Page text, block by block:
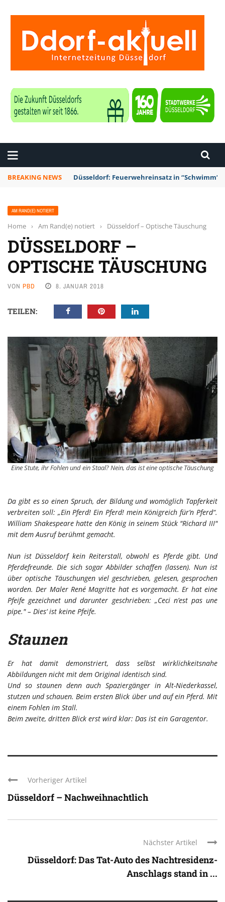
BREAKING NEWS Düsseldorf: Feuerwehreinsatz in “Schwimm’
AM RAND(E) NOTIERT
Home › Am Rand(e) notiert › Düsseldorf – Optische Täuschung
DÜSSELDORF –
OPTISCHE TÄUSCHUNG
VON PBD 8. JANUAR 2018
TEILEN:
Eine Stute, ihr Fohlen und ein Staal? Nein, das ist eine optische Täuschung
Da gibt es so einen Spruch, der Bildung und womöglich Tapferkeit
verbreiten soll: „Ein Pferd! Ein Pferd! mein Königreich für’n Pferd“.
William Shakespeare hatte den König in seinem Stück "Richard III"
mit dem Ausruf berühmt gemacht.
Nun ist Düsseldorf kein Reiterstall, obwohl es Pferde gibt. Und
Pferdefreunde. Die sich sogar Abbilder schaffen (lassen). Nun ist
über optische Täuschungen viel geschrieben, gelesen, gesprochen
worden. Der Maler René Magritte hat es vorgemacht. Er hat eine
Pfeife gezeichnet und darunter geschrieben: „Ceci n’est pas une
pipe." – Dies‘ ist keine Pfeife.
Staunen
Er hat damit demonstriert, dass selbst wirklichkeitsnahe
Abbildungen nicht mit dem Original identisch sind.
Und so staunen denn auch Spaziergänger in Alt-Niederkassel,
stutzen und schauen. Beim ersten Blick über und auf ein Pferd. Mit
einem Fohlen im Stall.
Beim zweite, dritten Blick erst wird klar: Das ist ein Garagentor.
Vorheriger Artikel
Düsseldorf – Nachweihnachtlich
Nächster Artikel
Düsseldorf: Das Tat-Auto des Nachtresidenz-
Anschlags stand in ...